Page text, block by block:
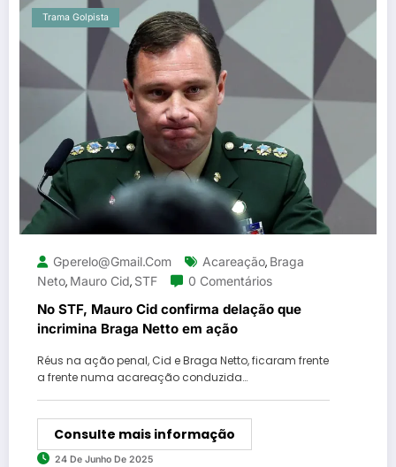
Trama Golpista
Gperelo@gmail.com Acareação, Braga
Neto, Mauro Cid, STF 0 Comentários
No STF, Mauro Cid confirma delação que
incrimina Braga Netto em ação
Réus na ação penal, Cid e Braga Netto, ficaram frente
a frente numa acareação conduzida…
Consulte mais informação
24 De Junho De 2025